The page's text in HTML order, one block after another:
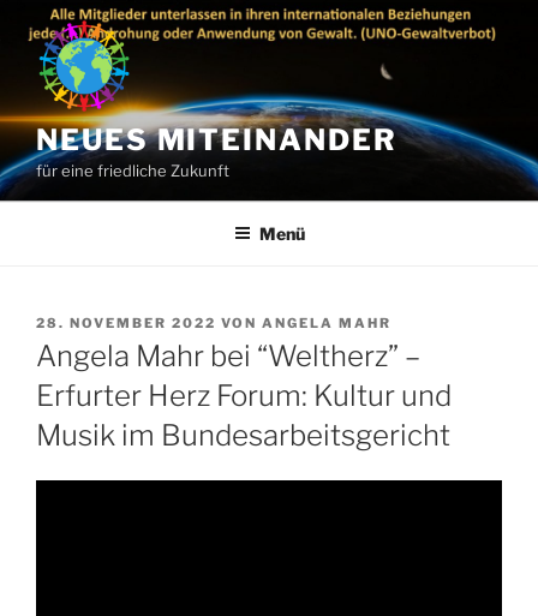
Inhalt
springen
NEUES MITEINANDER
für eine friedliche Zukunft
Menü
VERÖFFENTLICHT
AM
28. NOVEMBER 2022 VON ANGELA MAHR
Angela Mahr bei “Weltherz” –
Erfurter Herz Forum: Kultur und
Musik im Bundesarbeitsgericht